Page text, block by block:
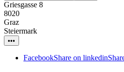
Griesgasse 8
8020
Graz
Steiermark
•••
FacebookShare on linkedin